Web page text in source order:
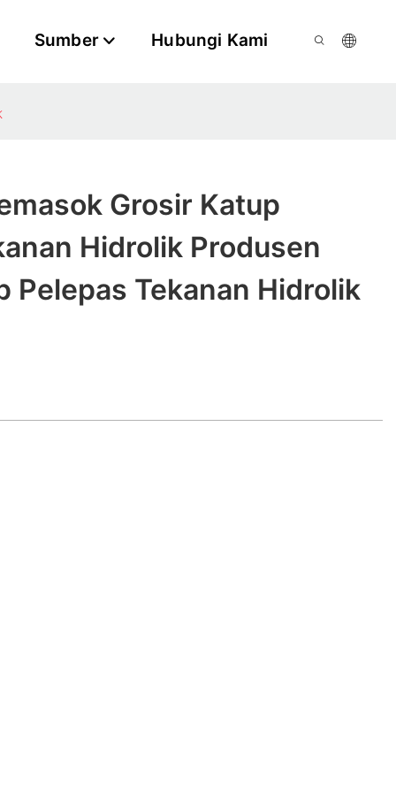
Sumber Hubungi Kami
Grosir Katup
Hidrolik Produsen
Pelepas Tekanan Hidrolik